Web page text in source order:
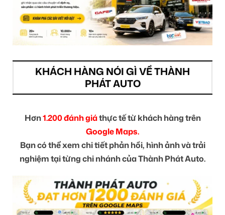
KHÁCH HÀNG NÓI GÌ VỀ THÀNH
PHÁT AUTO
Hơn1.200 đánh giáthực tế từ khách hàng trên
Google Maps.
Bạn có thể xem chi tiết phản hồi, hình ảnh và trải
nghiệm tại từng chi nhánh của Thành Phát Auto.